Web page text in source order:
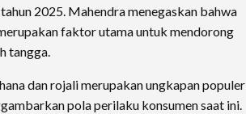
2025. Mahendra menegaskan bahwa
faktor utama untuk mendorong
tangga.
dan rojali merupakan ungkapan populer
pola perilaku konsumen saat ini.